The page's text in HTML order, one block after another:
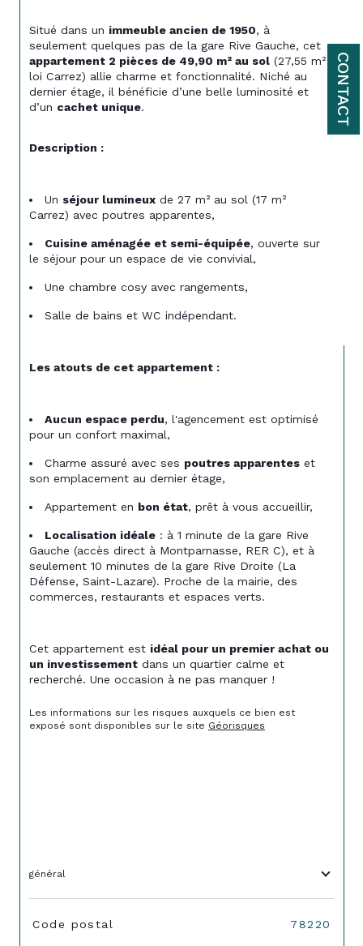
CONTACT
Situé dans un immeuble ancien de 1950, à
seulement quelques pas de la gare Rive Gauche, cet
appartement 2 pièces de 49,90 m² au sol (27,55 m²
loi Carrez) allie charme et fonctionnalité. Niché au
dernier étage, il bénéficie d’une belle luminosité et
d’un cachet unique.
Description :
Un séjour lumineux de 27 m² au sol (17 m²
Carrez) avec poutres apparentes,
Cuisine aménagée et semi-équipée, ouverte sur
le séjour pour un espace de vie convivial,
Une chambre cosy avec rangements,
Salle de bains et WC indépendant.
Les atouts de cet appartement :
Aucun espace perdu, l'agencement est optimisé
pour un confort maximal,
Charme assuré avec ses poutres apparentes et
son emplacement au dernier étage,
Appartement en bon état, prêt à vous accueillir,
Localisation idéale : à 1 minute de la gare Rive
Gauche (accès direct à Montparnasse, RER C), et à
seulement 10 minutes de la gare Rive Droite (La
Défense, Saint-Lazare). Proche de la mairie, des
commerces, restaurants et espaces verts.
Cet appartement est idéal pour un premier achat ou
un investissement dans un quartier calme et
recherché. Une occasion à ne pas manquer !
Les informations sur les risques auxquels ce bien est
exposé sont disponibles sur le site Géorisques
général
TRAD_SIROCCO_Caracteristique
Code postal 78220